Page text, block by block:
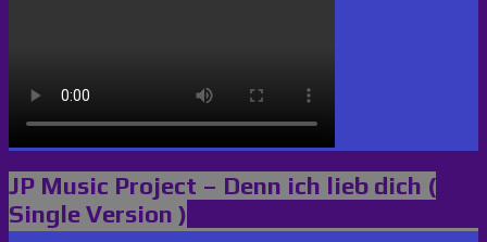
JP Music Project – Denn ich lieb dich (
Single Version )